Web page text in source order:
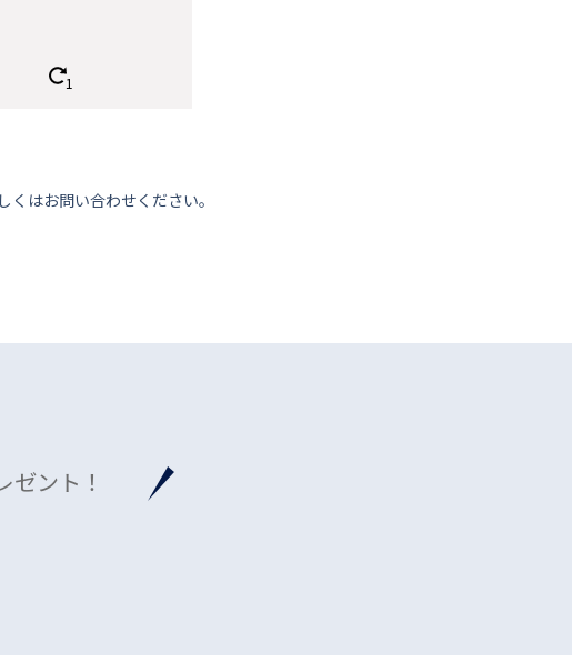
はお問い合わせください。
ゼント！